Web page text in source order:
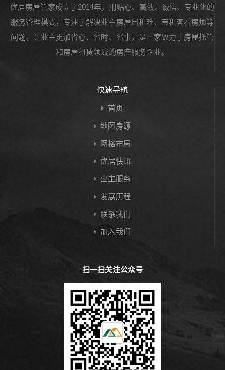
优居房屋管家成立于2014年，用贴心、高效、诚信、专业化的
服务管理模式，专注于解决业主房屋出租难、带租客看房烦等
问题，让业主更加省心、省时、省事，是一家致力于房屋托管
和房屋租赁领域的房产服务企业。
快速导航
首页
地图房源
网格布局
优居快讯
业主服务
发展历程
联系我们
加入我们
扫一扫关注公众号